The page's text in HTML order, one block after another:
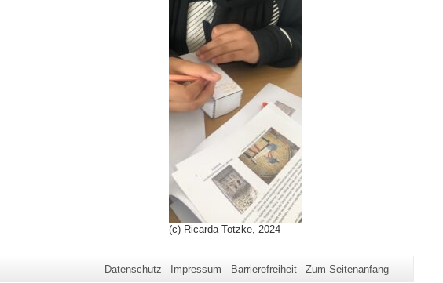
(c) Ricarda Totzke, 2024
Datenschutz Impressum Barrierefreiheit Zum Seitenanfang